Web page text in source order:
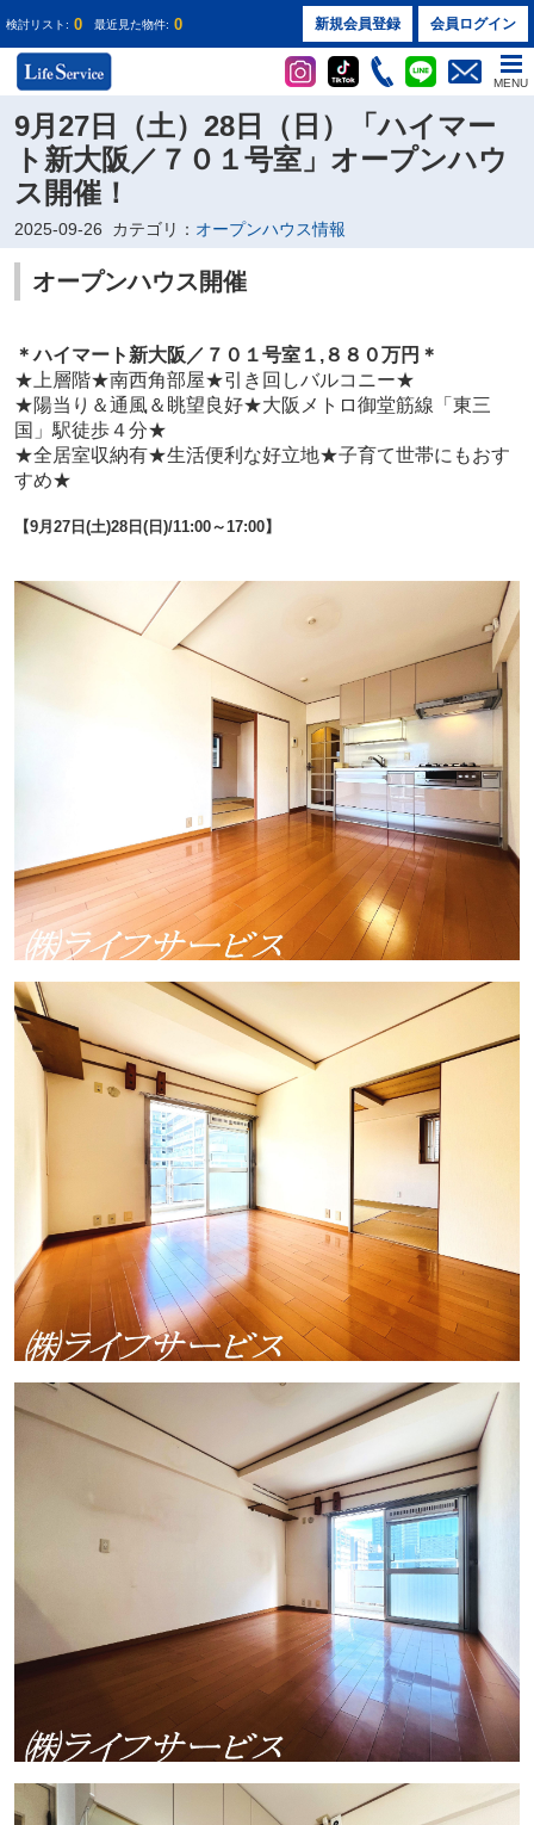
検討リスト: 0 最近見た物件: 0 新規会員登録 会員ログイン
MENU
9月27日（土）28日（日）「ハイマー
ト新大阪／７０１号室」オープンハウ
ス開催！
2025-09-26 カテゴリ： オープンハウス情報
オープンハウス開催
＊ハイマート新大阪／７０１号室１ ,８８０万円 ＊
★ 上層階★南西角部屋★引き回しバルコニー★
★陽当り＆通風＆眺望良好★大阪メトロ御堂筋線「東三
国」駅徒歩４分★
★全居室収納有★生活便利な好立地★子育て世帯にもおす
すめ★
【9月27日(土)28日(日)/11:00～17:00】